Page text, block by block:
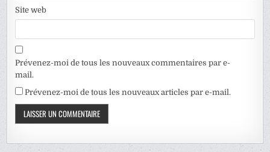
Site web
Prévenez-moi de tous les nouveaux commentaires par e-
mail.
Prévenez-moi de tous les nouveaux articles par e-mail.